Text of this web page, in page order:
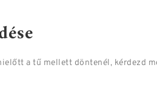
a tű mellett döntenél, kérdezd